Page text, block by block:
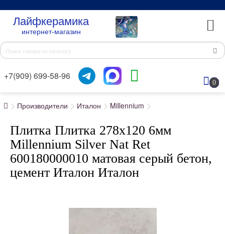
Лайфкерамика
интернет-магазин
+7(909) 699-58-96
0
Производители Италон Millennium
Плитка Плитка 278x120 6мм
Millennium Silver Nat Ret
600180000010 матовая серый бетон,
цемент Италон Италон